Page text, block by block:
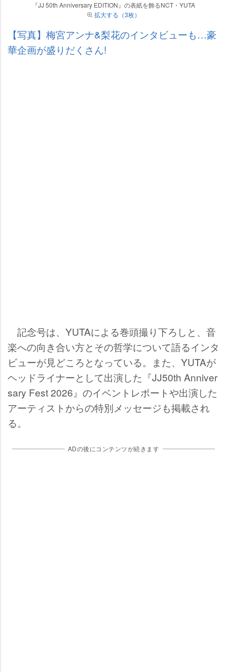
『JJ 50th Anniversary EDITION』の表紙を飾るNCT・YUTA
拡大する（3枚）
【写真】梅宮アンナ&梨花のインタビューも…豪
華企画が盛りだくさん!
記念号は、YUTAによる巻頭撮り下ろしと、音
楽への向き合い方とその哲学について語るインタ
ビューが見どころとなっている。また、YUTAが
ヘッドライナーとして出演した『JJ50th Anniver
sary Fest 2026』のイベントレポートや出演した
アーティストからの特別メッセージも掲載され
る。
ADの後にコンテンツが続きます